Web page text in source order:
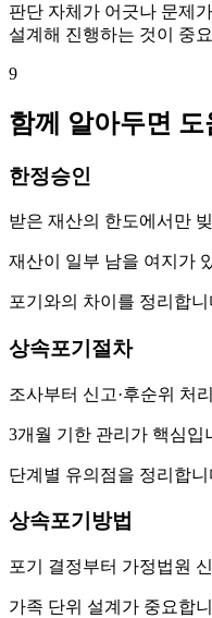
판단 자체가 어긋나 문제
설계해 진행하는 것이 중
9
함께 알아두면 도
한정승인
받은 재산의 한도에서만
재산이 일부 남을 여지가
포기와의 차이를 정리합니
상속포기절차
조사부터 신고·후순위 처
3개월 기한 관리가 핵심입
단계별 유의점을 정리합니
상속포기방법
포기 결정부터 가정법원
가족 단위 설계가 중요합